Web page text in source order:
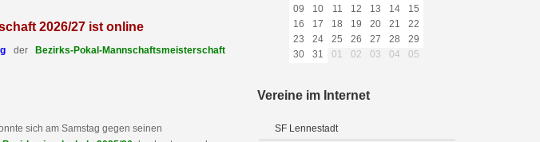
2026/27 ist online
derBezirks-Pokal-Mannschaftsmeisterschaft
sich am Samstag gegen seinen
09
10 11 12 13 14
15
16
17 18 19 20 21
22
23
24 25 26 27 28
29
30
31 01 02 03 04 05
Vereine im Internet
SF Lennestadt